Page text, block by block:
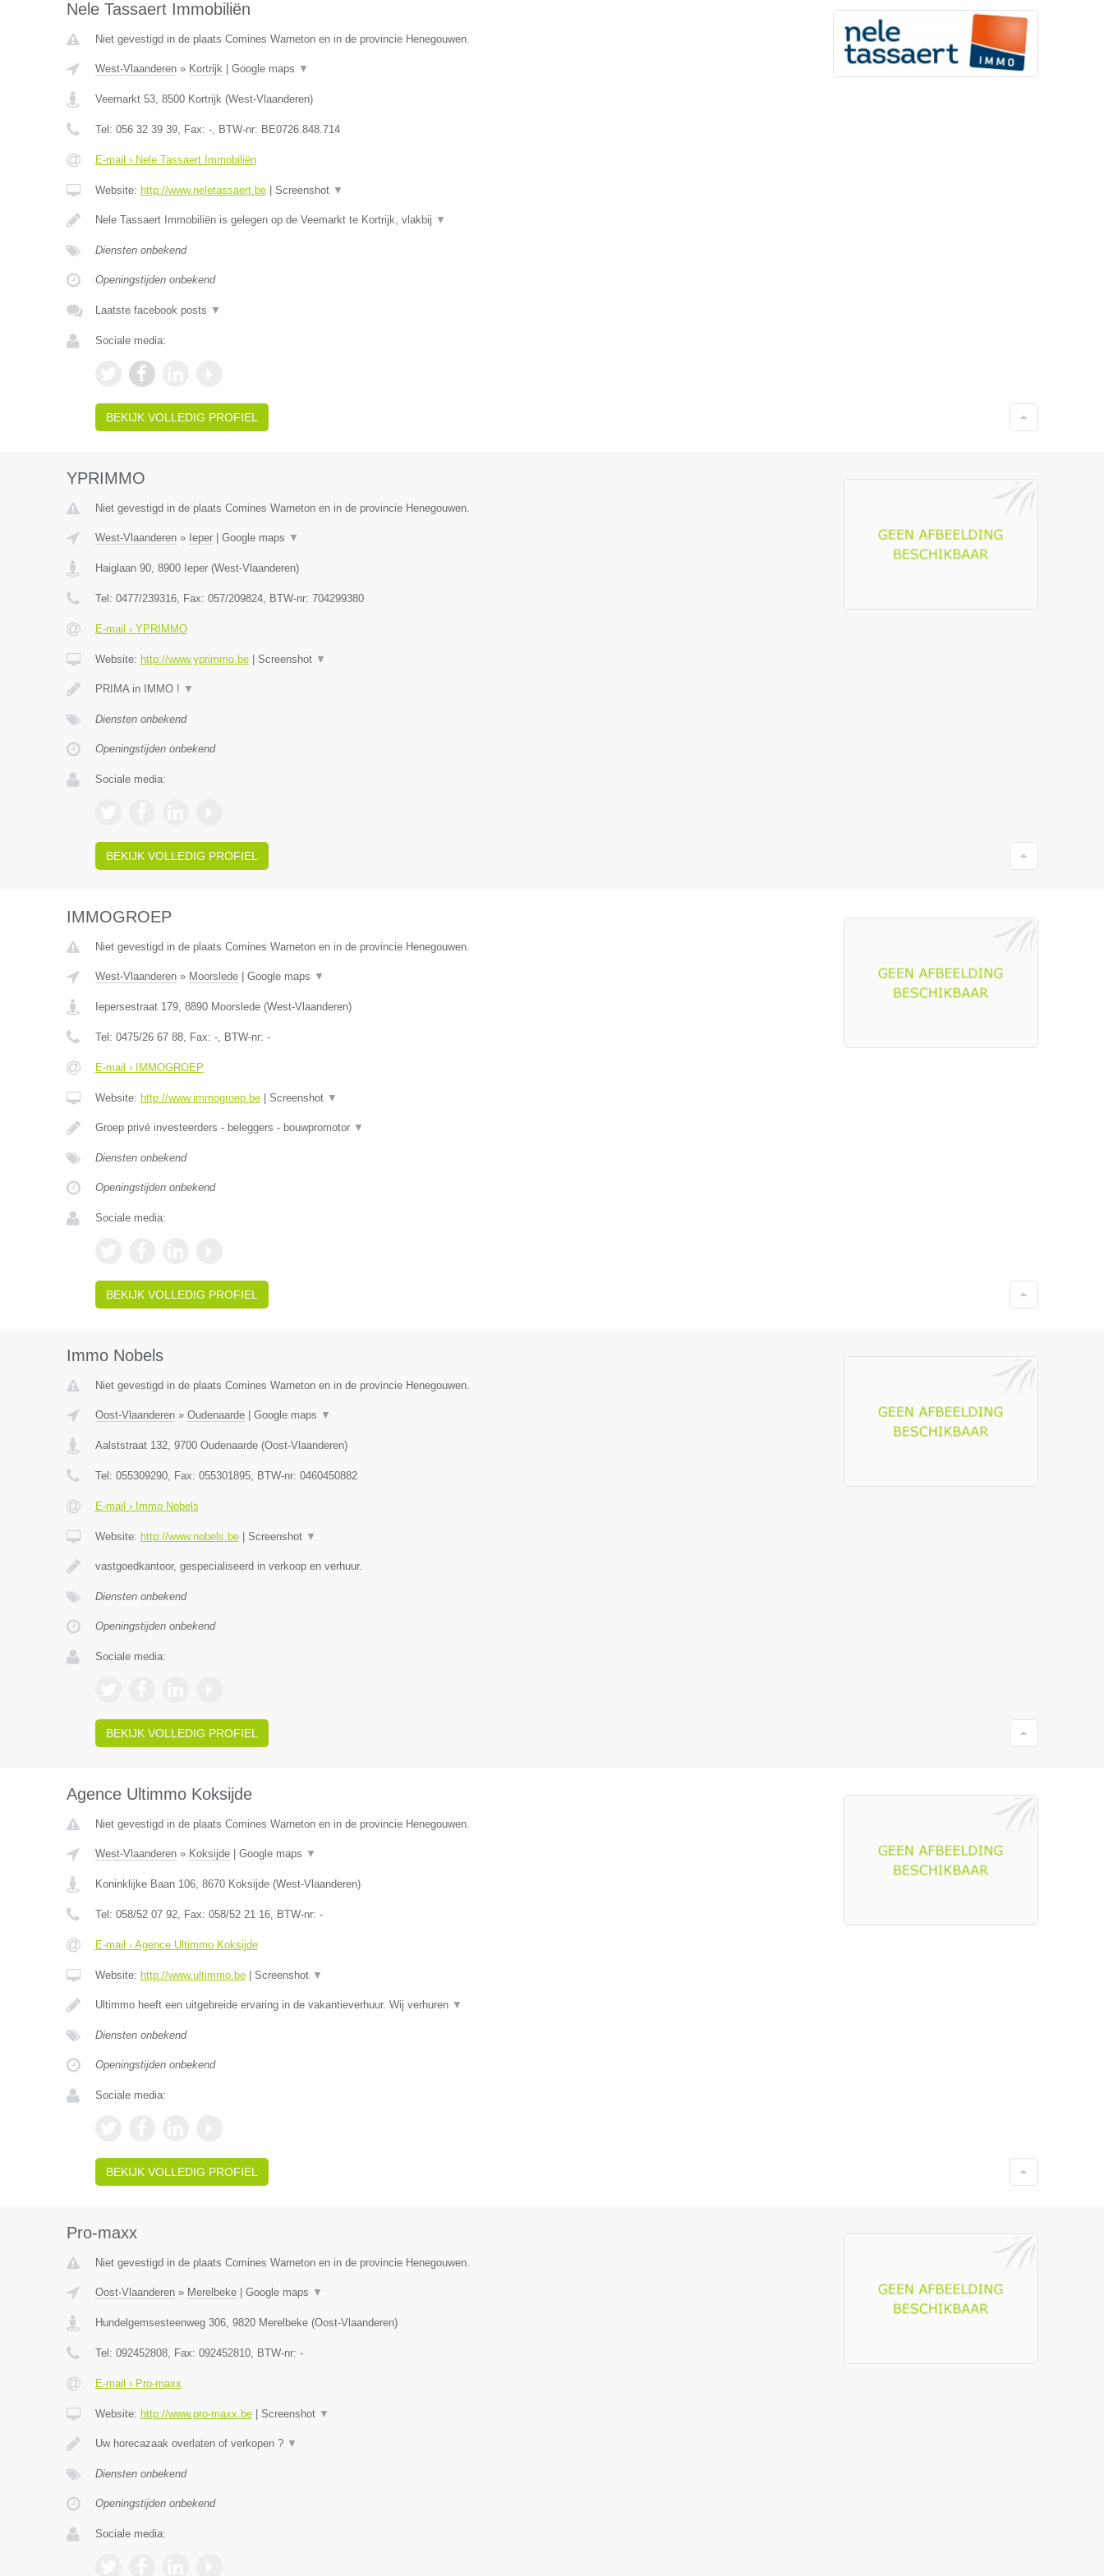
Nele Tassaert Immobiliën
Niet gevestigd in de plaats Comines Warneton en in de provincie Henegouwen.
West-Vlaanderen» Kortrijk| Google maps ▼
Veemarkt 53, 8500 Kortrijk(West-Vlaanderen)
Tel: 056 32 39 39, Fax: -, BTW-nr: BE0726.848.714
E-mail › Nele Tassaert Immobiliën
Website: http://www.neletassaert.be| Screenshot ▼
Nele Tassaert Immobiliën is gelegen op de Veemarkt te Kortrijk, vlakbij ▼
Diensten onbekend
Openingstijden onbekend
Laatste facebook posts ▼
Sociale media:
BEKIJK VOLLEDIG PROFIEL
YPRIMMO
Niet gevestigd in de plaats Comines Warneton en in de provincie Henegouwen.
West-Vlaanderen» Ieper| Google maps ▼
Haiglaan 90, 8900 Ieper(West-Vlaanderen)
Tel: 0477/239316, Fax: 057/209824, BTW-nr: 704299380
E-mail › YPRIMMO
Website: http://www.yprimmo.be| Screenshot ▼
PRIMA in IMMO ! ▼
Diensten onbekend
Openingstijden onbekend
Sociale media:
BEKIJK VOLLEDIG PROFIEL
IMMOGROEP
Niet gevestigd in de plaats Comines Warneton en in de provincie Henegouwen.
West-Vlaanderen» Moorslede| Google maps ▼
Iepersestraat 179, 8890 Moorslede(West-Vlaanderen)
Tel: 0475/26 67 88, Fax: -, BTW-nr: -
E-mail › IMMOGROEP
Website: http://www.immogroep.be| Screenshot ▼
Groep privé investeerders - beleggers - bouwpromotor ▼
Diensten onbekend
Openingstijden onbekend
Sociale media:
BEKIJK VOLLEDIG PROFIEL
Immo Nobels
Niet gevestigd in de plaats Comines Warneton en in de provincie Henegouwen.
Oost-Vlaanderen» Oudenaarde| Google maps ▼
Aalststraat 132, 9700 Oudenaarde(Oost-Vlaanderen)
Tel: 055309290, Fax: 055301895, BTW-nr: 0460450882
E-mail › Immo Nobels
Website: http://www.nobels.be| Screenshot ▼
vastgoedkantoor, gespecialiseerd in verkoop en verhuur.
Diensten onbekend
Openingstijden onbekend
Sociale media:
BEKIJK VOLLEDIG PROFIEL
Agence Ultimmo Koksijde
Niet gevestigd in de plaats Comines Warneton en in de provincie Henegouwen.
West-Vlaanderen» Koksijde| Google maps ▼
Koninklijke Baan 106, 8670 Koksijde(West-Vlaanderen)
Tel: 058/52 07 92, Fax: 058/52 21 16, BTW-nr: -
E-mail › Agence Ultimmo Koksijde
Website: http://www.ultimmo.be| Screenshot ▼
Ultimmo heeft een uitgebreide ervaring in de vakantieverhuur. Wij verhuren ▼
Diensten onbekend
Openingstijden onbekend
Sociale media:
BEKIJK VOLLEDIG PROFIEL
Pro-maxx
Niet gevestigd in de plaats Comines Warneton en in de provincie Henegouwen.
Oost-Vlaanderen» Merelbeke| Google maps ▼
Hundelgemsesteenweg 306, 9820 Merelbeke(Oost-Vlaanderen)
Tel: 092452808, Fax: 092452810, BTW-nr: -
E-mail › Pro-maxx
Website: http://www.pro-maxx.be| Screenshot ▼
Uw horecazaak overlaten of verkopen ? ▼
Diensten onbekend
Openingstijden onbekend
Sociale media: